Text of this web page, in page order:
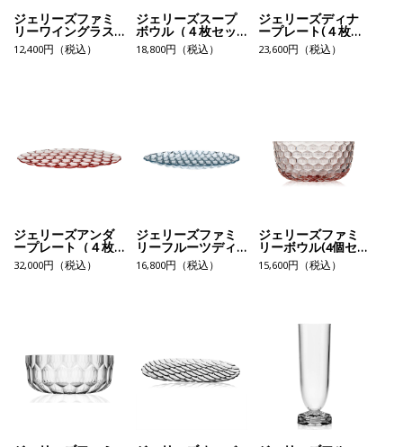
ジェリーズファミ
リーワイングラス
（４個セット）
12,400円（税込）
ジェリーズスープ
ボウル（４枚セッ
ト）
18,800円（税込）
ジェリーズディナ
ープレート(４枚セ
ット）
23,600円（税込）
ジェリーズアンダ
ープレート（４枚
セット）
32,000円（税込）
ジェリーズファミ
リーフルーツディ
ッシュ(４枚セッ
ト）
16,800円（税込）
ジェリーズファミ
リーボウル(4個セ
ット）
15,600円（税込）